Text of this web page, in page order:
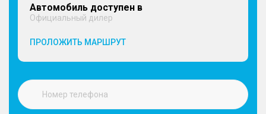
Автомобиль доступен в
Официальный дилер
ПРОЛОЖИТЬ МАРШРУТ